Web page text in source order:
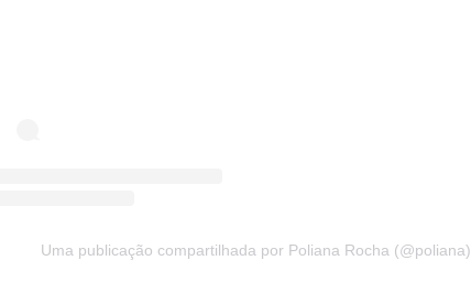
Uma publicação compartilhada por Poliana Rocha (@poliana)